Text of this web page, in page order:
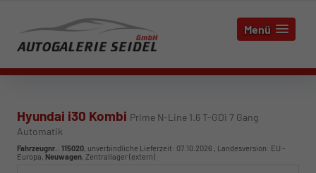
Menü
Hyundai i30 Kombi Prime N-Line 1.6 T-GDi 7 Gang
Automatik
Fahrzeugnr.: 115020, unverbindliche Lieferzeit: 07.10.2026 , Landesversion: EU -
Europa, Neuwagen, Zentrallager (extern)